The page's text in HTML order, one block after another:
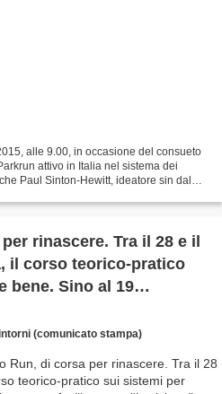
alle 9.00, in occasione del consueto
attivo in Italia nel sistema dei
Paul Sinton-Hewitt, ideatore sin dal
rinascere. Tra il 28 e il
il corso teorico-pratico
bene. Sino al 19
(comunicato stampa)